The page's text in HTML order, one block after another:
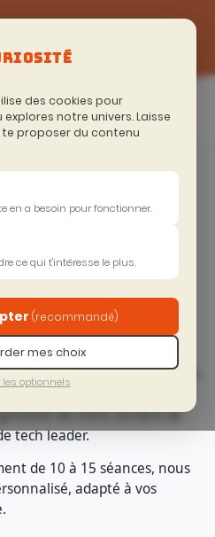
SESSIONS
EN COURS
des cookies pour
notre univers. Laisse
proposer du contenu
en a besoin pour fonctionner.
ce qui t'intéresse le plus.
(recommandé)
mes choix
les optionnels
personnalisé, qui
dans votre carrière, de
et de vous épanouir dans
de DevToBeCurious, dont
de votre carrière de
tech leader.
de 10 à 15 séances, nous
adapté à vos